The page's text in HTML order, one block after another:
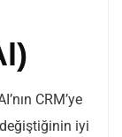
CRM’ye
iyi